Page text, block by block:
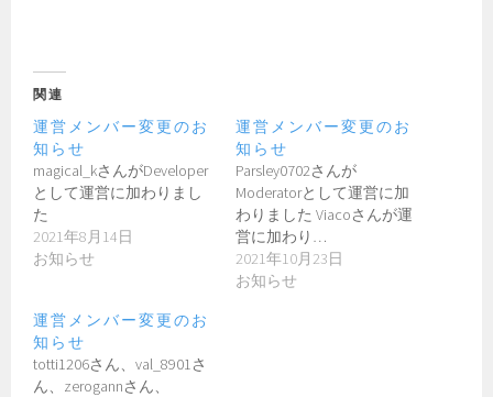
関連
運営メンバー変更のお
知らせ
magical_kさんがDeveloper
として運営に加わりまし
た
2021年8月14日
お知らせ
運営メンバー変更のお
知らせ
Parsley0702さんが
Moderatorとして運営に加
わりました Viacoさんが運
営に加わり…
2021年10月23日
お知らせ
運営メンバー変更のお
知らせ
totti1206さん、val_8901さ
ん、zerogannさん、